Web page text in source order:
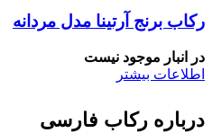
رکاب برنج آرتینا مدل مردانه
در انبار موجود نیست
اطلاعات بیشتر
درباره رکاب فارسی